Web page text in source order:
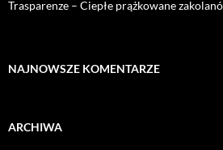
Trasparenze – Ciepłe prążkowane
NAJNOWSZE KOMENTARZE
ARCHIWA